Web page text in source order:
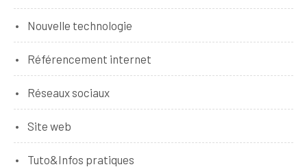
Nouvelle technologie
Référencement internet
Réseaux sociaux
Site web
Tuto&Infos pratiques